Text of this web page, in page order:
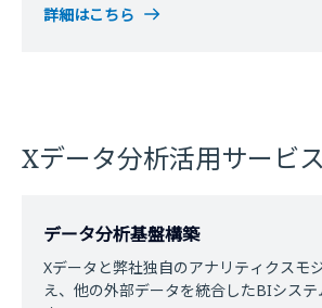
詳細はこちら
Xデータ分析活用サービ
データ分析基盤構築
Xデータと弊社独自のアナリティクスモ
え、他の外部データを統合したBIシス